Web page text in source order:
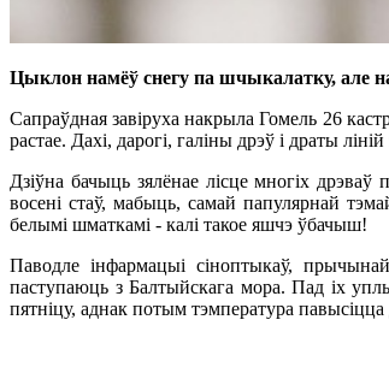
Цыклон намёў снегу па шчыкалатку, але
Сапраўдная завіруха накрыла Гомель 26
растае. Дахі, дарогі, галіны дрэў і драты
Дзіўна бачыць зялёнае лісце многіх
восені стаў, мабыць, самай папулярнай
белымі шматкамі - калі такое яшчэ ўбачыш!
Паводле інфармацыі сіноптыкаў,
паступаюць з Балтыйскага мора. Пад іх
пятніцу, аднак потым тэмпература